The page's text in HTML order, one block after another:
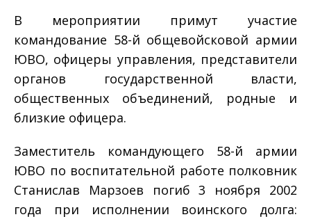
В мероприятии примут участие
командование 58-й общевойсковой армии
ЮВО, офицеры управления, представители
органов государственной власти,
общественных объединений, родные и
близкие офицера.
Заместитель командующего 58-й армии
ЮВО по воспитательной работе полковник
Станислав Марзоев погиб 3 ноября 2002
года при исполнении воинского долга: